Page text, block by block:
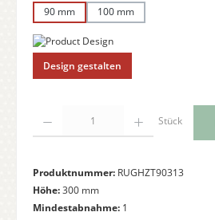
90 mm 100 mm
Design gestalten
Stück
Produktnummer: RUGHZT90313
Höhe:300 mm
Mindestabnahme: 1